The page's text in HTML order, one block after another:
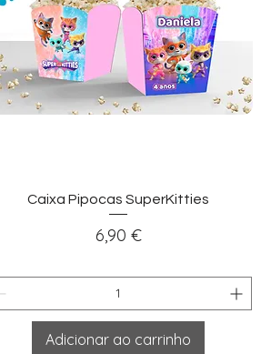
Visualização rápida
Caixa Pipocas SuperKitties
Preço
6,90 €
Adicionar ao carrinho